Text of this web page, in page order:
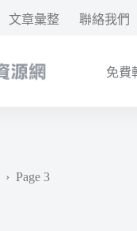
文章彙整 聯絡我們
免費
› Page 3